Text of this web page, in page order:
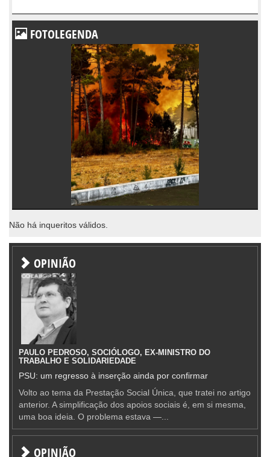
FOTOLEGENDA
Não há inqueritos válidos.
OPINIÃO
PAULO PEDROSO, SOCIÓLOGO, EX-MINISTRO DO
TRABALHO E SOLIDARIEDADE
PSU: um regresso à inserção ainda por confirmar
Volto ao tema da Prestação Social Única, que tratei no artigo
anterior. A simplificação dos apoios sociais é, em si mesma,
uma boa ideia. O problema estava —...
OPINIÃO